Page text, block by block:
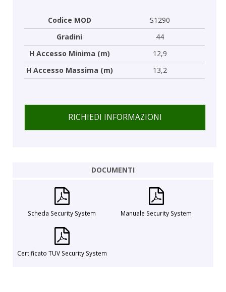
Codice MOD
S1290
Gradini
44
H Accesso Minima (m)
12,9
H Accesso Massima (m)
13,2
RICHIEDI INFORMAZIONI
DOCUMENTI
Scheda Security System Manuale Security System
Certificato TUV Security System